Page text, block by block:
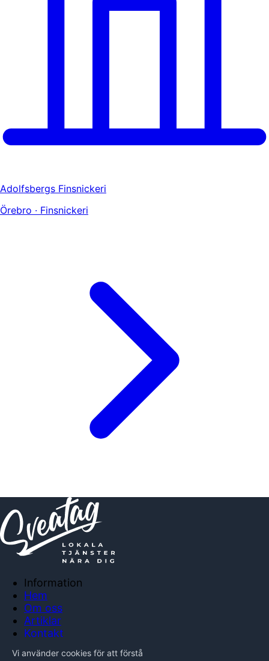
Adolfsbergs Finsnickeri
Örebro · Finsnickeri
Information
Hem
Om oss
Artiklar
Kontakt
Integritetspolicy
Vi använder cookies för att förstå